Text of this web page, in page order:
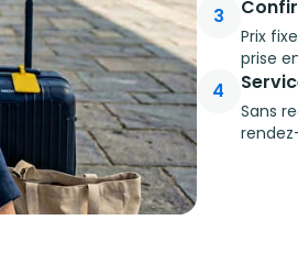
3
Prix
prise
4
Sans